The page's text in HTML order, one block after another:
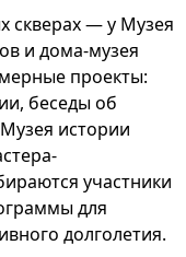
скверах — у Музея
и дома-музея
проекты:
беседы об
истории
участники
для
долголетия.